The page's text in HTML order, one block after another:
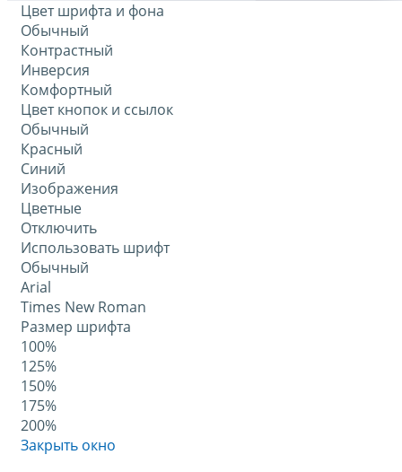
Цвет шрифта и фона
Обычный
Контрастный
Инверсия
Комфортный
Цвет кнопок и ссылок
Обычный
Красный
Синий
Изображения
Цветные
Отключить
Использовать шрифт
Обычный
Arial
Times New Roman
Размер шрифта
100%
125%
150%
175%
200%
Закрыть окно